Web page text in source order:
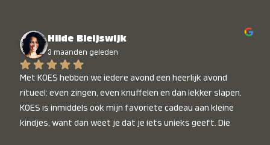
Hilde Bleijswijk
3 maanden geleden
Met KOES hebben we iedere avond een heerlijk avond
ritueel: even zingen, even knuffelen en dan lekker slapen.
KOES is inmiddels ook mijn favoriete cadeau aan kleine
kindjes, want dan weet je dat je iets unieks geeft. Die